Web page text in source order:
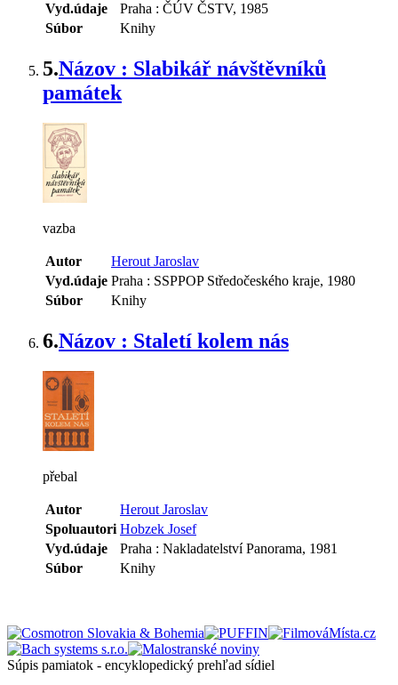
Vyd.údaje
Praha : ČÚV ČSTV, 1985
Súbor
Knihy
5.Názov : Slabikář návštěvníků
památek
vazba
Autor
Herout Jaroslav
Vyd.údaje Praha : SSPPOP Středočeského kraje, 1980
Súbor
Knihy
6.Názov : Staletí kolem nás
přebal
Autor
Herout Jaroslav
Spoluautori Hobzek Josef
Vyd.údaje
Praha : Nakladatelství Panorama, 1981
Súbor
Knihy
Súpis pamiatok - encyklopedický prehľad sídiel